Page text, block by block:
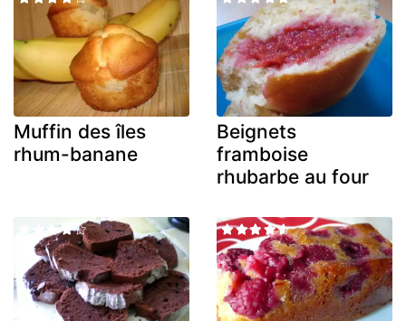
Muffin des îles
rhum-banane
Beignets
framboise
rhubarbe au four